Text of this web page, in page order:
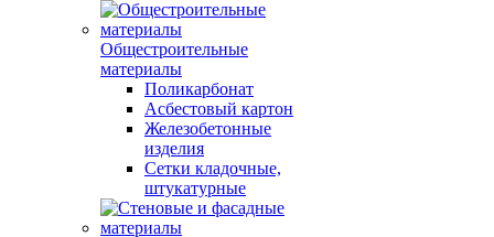
Общестроительные
материалы
Поликарбонат
Асбестовый картон
Железобетонные
изделия
Сетки кладочные,
штукатурные